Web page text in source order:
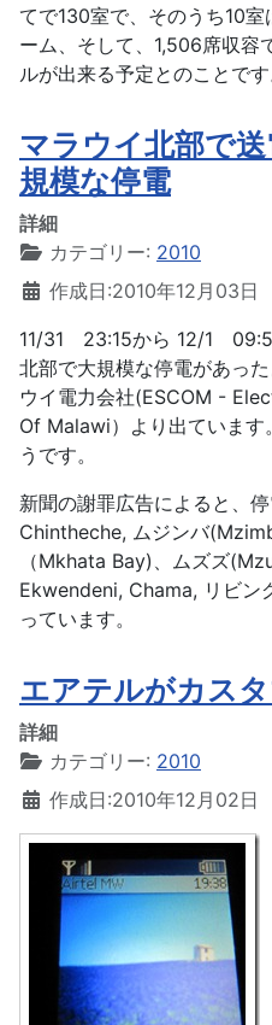
てで130室で、そのうち10
ーム、そして、1,506席収容
ルが出来る予定とのことです
マラウイ北部で
規模な停電
詳細
カテゴリー: 2010
作成日:2010年12月03日
11/31 23:15から 12/1
北部で大規模な停電があっ
ウイ電力会社(ESCOM -
Of Malawi）より出ています
うです。
新聞の謝罪広告によると、停
Chintheche, ムジンバ
（Mkhata Bay)、ムズズ
Ekwendeni, Chama, リビ
っています。
エアテルがカス
詳細
カテゴリー: 2010
作成日:2010年12月02日